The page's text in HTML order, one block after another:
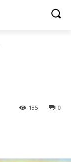
0
185